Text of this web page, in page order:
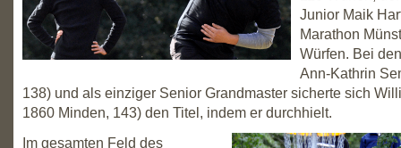
Junior Maik
Marathon
Würfen. Bei
Ann-Kathrin
138) und als einziger Senior Grandmaster sicherte sich
1860 Minden, 143) den Titel, indem er durchhielt.
Im gesamten Feld des